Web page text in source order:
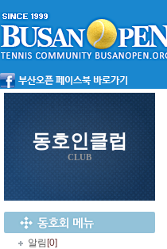
동호인클럽
CLUB
알림 [0]